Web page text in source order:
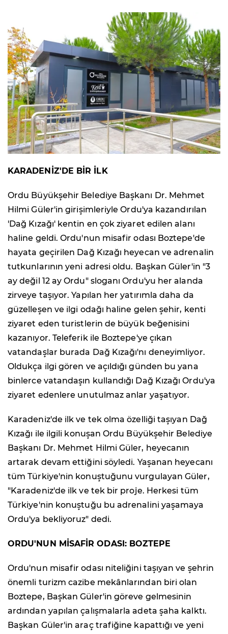
KARADENİZ'DE BİR İLK
Ordu Büyükşehir Belediye Başkanı Dr. Mehmet
Hilmi Güler'in girişimleriyle Ordu'ya kazandırılan
'Dağ Kızağı' kentin en çok ziyaret edilen alanı
haline geldi. Ordu'nun misafir odası Boztepe'de
hayata geçirilen Dağ Kızağı heyecan ve adrenalin
tutkunlarının yeni adresi oldu. Başkan Güler'in "3
ay değil 12 ay Ordu" sloganı Ordu'yu her alanda
zirveye taşıyor. Yapılan her yatırımla daha da
güzelleşen ve ilgi odağı haline gelen şehir, kenti
ziyaret eden turistlerin de büyük beğenisini
kazanıyor. Teleferik ile Boztepe'ye çıkan
vatandaşlar burada Dağ Kızağı'nı deneyimliyor.
Oldukça ilgi gören ve açıldığı günden bu yana
binlerce vatandaşın kullandığı Dağ Kızağı Ordu'ya
ziyaret edenlere unutulmaz anlar yaşatıyor.
Karadeniz'de ilk ve tek olma özelliği taşıyan Dağ
Kızağı ile ilgili konuşan Ordu Büyükşehir Belediye
Başkanı Dr. Mehmet Hilmi Güler, heyecanın
artarak devam ettiğini söyledi. Yaşanan heyecanı
tüm Türkiye'nin konuştuğunu vurgulayan Güler,
"Karadeniz'de ilk ve tek bir proje. Herkesi tüm
Türkiye'nin konuştuğu bu adrenalini yaşamaya
Ordu'ya bekliyoruz" dedi.
ORDU'NUN MİSAFİR ODASI: BOZTEPE
Ordu'nun misafir odası niteliğini taşıyan ve şehrin
önemli turizm cazibe mekânlarından biri olan
Boztepe, Başkan Güler'in göreve gelmesinin
ardından yapılan çalışmalarla adeta şaha kalktı.
Başkan Güler'in araç trafiğine kapattığı ve yeni